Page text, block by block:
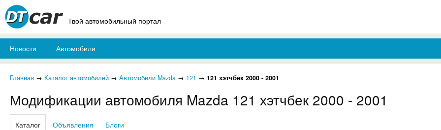
Твой автомобильный портал
Новости Автомобили
Главная → Каталог автомобилей → Автомобили Mazda → 121 → 121 хэтчбек 2000 - 2001
Модификации автомобиля Mazda 121 хэтчбек 2000 - 2001
Каталог Объявления Блоги